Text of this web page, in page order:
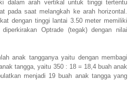
dalam arah vertikal untuk tinggi tertentu
pada saat melangkah ke arah horizontal.
dengan tinggi lantai 3.50 meter memiliki
Optrade (tegak) dengan nilai
anak tangganya yaitu dengan membagi
tangga, yaitu 350 : 18 = 18,4 buah anak
menjadi 19 buah anak tangga yang